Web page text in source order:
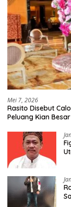
Mei 7, 2026
Rasito Disebut
Peluang Kian Besar